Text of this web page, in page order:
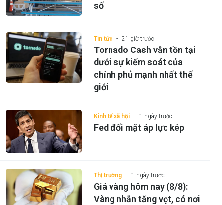
số
Tin tức 21 giờ trước
Tornado Cash vẫn tồn tại
dưới sự kiểm soát của
chính phủ mạnh nhất thế
giới
Kinh tế xã hội 1 ngày trước
Fed đối mặt áp lực kép
Thị trường 1 ngày trước
Giá vàng hôm nay (8/8):
Vàng nhẫn tăng vọt, có nơi